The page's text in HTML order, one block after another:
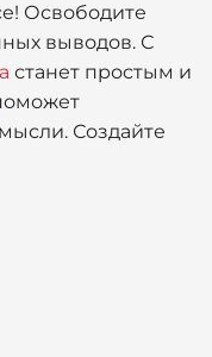
Освободите
выводов. С
станет простым и
Создайте